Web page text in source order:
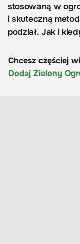
stosowaną w
i skuteczną
podział. Jak i
Chcesz częściej
Dodaj Zielony